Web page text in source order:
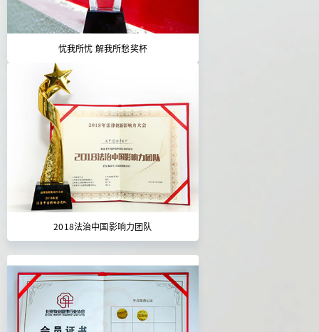
忧我所忧 解我所愁奖杯
2018法治中国影响力团队